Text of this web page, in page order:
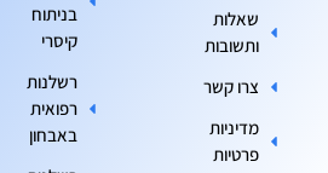
שאלות
ותשובות
צרו קשר
מדיניות
פרטיות
בניתוח
קיסרי
רשלנות
רפואית
באבחון